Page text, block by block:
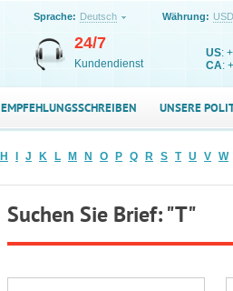
Sprache: Deutsch Währung: USD
24/7
Kundendienst
US:
CA:
EMPFEHLUNGSSCHREIBEN UNSERE
H J K L M N O P Q R S T U V W
Suchen Sie Brief: "T"